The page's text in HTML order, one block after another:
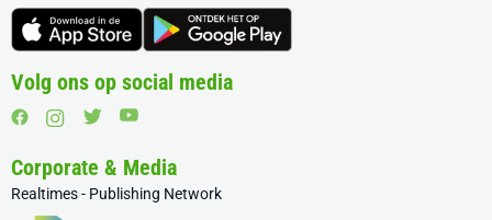
Volg ons op social media
Corporate & Media
Realtimes - Publishing Network